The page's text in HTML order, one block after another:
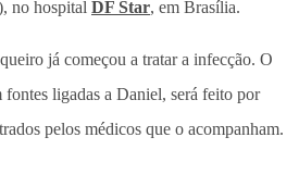
no hospital DF Star, em Brasília.
já começou a tratar a infecção. O
fontes ligadas a Daniel, será feito por
pelos médicos que o acompanham.